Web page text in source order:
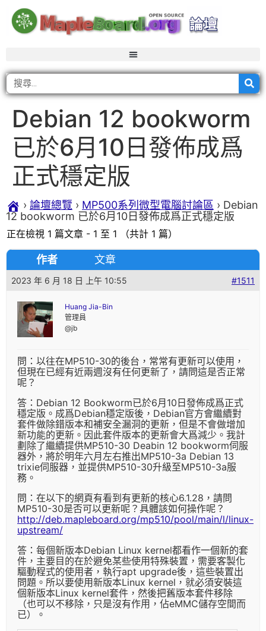
Debian 12 bookworm
已於6月10日發佈成爲
正式穩定版
› 論壇總覽 › MP500系列微型電腦討論區 › Debian
12 bookworm 已於6月10日發佈成爲正式穩定版
正在檢視 1 篇文章 - 1 至 1 （共計 1 篇）
作者 文章
2023 年 6 月 18 日 上午 10:55 #1511
Huang Jia-Bin
管理員
@jb
問：以往在MP510-30的後台，常常有更新可以使用，
但現在已經有近兩週沒有任何更新了，請問這是否正常
呢？
答：Debian 12 Bookworm已於6月10日發佈成爲正式
穩定版。成爲Debian穩定版後，Debian官方會繼續對
套件做除錯版本和補安全漏洞的更新，但是不會做增加
新功能的更新。因此套件版本的更新會大爲減少。我計
劃除了繼續提供MP510-30 Deabin 12 bookworm伺服
器外，將於明年六月左右推出MP510-3a Debian 13
trixie伺服器，並提供MP510-30升級至MP510-3a服
務。
問：在以下的網頁有看到有更新的核心6.1.28，請問
MP510-30是否可以更新呢？具體該如何操作呢？
http://deb.mapleboard.org/mp510/pool/main/l/linux-
upstream/
答：每個新版本Debian Linux kernel都看作一個新的套
件，主要目的在於避免某些使用特殊裝置，需要客製化
驅動程式的使用者，執行apt upgrade後，這些裝置出
問題。所以要使用新版本Linux kernel，就必須安裝這
個新版本Linux kernel套件，然後把舊版本套件移除
（也可以不移除，只是沒有作用，佔eMMC儲存空間而
已）。